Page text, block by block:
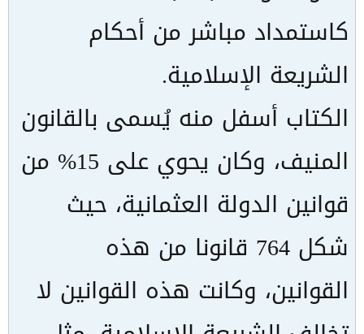
كاستمداد مباشر من أحكام
الشريعة الإسلامية.
الكتاب أسفل منه يُسمى بالقانون
المنيف، وكان يحوي على 15% من
قوانين الدولة العثمانية، حيث
شكل 764 قانونا من هذه
القوانين، وكانت هذه القوانين لا